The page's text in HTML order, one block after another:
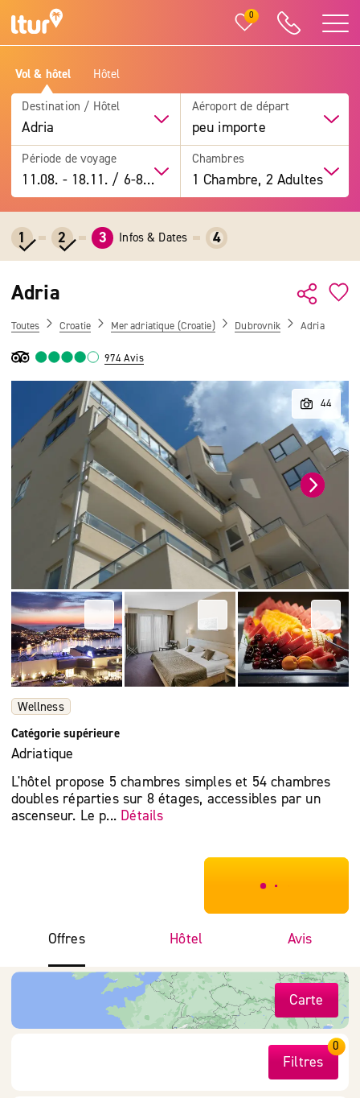
0
Vol & hôtel Hôtel
Destination / Hôtel
Adria
Aéroport de départ
peu importe
Période de voyage
11.08. -18.11. / 6-8 jours
Chambres
1 Chambre, 2 Adultes
1 2 3 Infos & Dates 4
Adria
Toutes Croatie Mer adriatique (Croatie) Dubrovnik Adria
974 Avis
Wellness
Catégorie supérieure
Adriatique
L'hôtel propose 5 chambres simples et 54 chambres
doubles réparties sur 8 étages, accessibles par un
ascenseur. Le p... Détails
***************
Offres Hôtel Avis
Carte
Filtres
0